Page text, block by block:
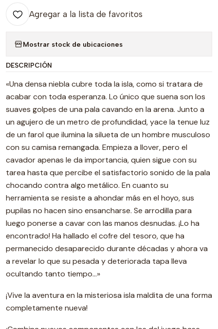
Agregar a la lista de favoritos
Mostrar stock de ubicaciones
DESCRIPCIÓN
«Una densa niebla cubre toda la isla, como si tratara de
acabar con toda esperanza. Lo único que suena son los
suaves golpes de una pala cavando en la arena. Junto a
un agujero de un metro de profundidad, yace la tenue luz
de un farol que ilumina la silueta de un hombre musculoso
con su camisa remangada. Empieza a llover, pero el
cavador apenas le da importancia, quien sigue con su
tarea hasta que percibe el satisfactorio sonido de la pala
chocando contra algo metálico. En cuanto su
herramienta se resiste a ahondar más en el hoyo, sus
pupilas no hacen sino ensancharse. Se arrodilla para
luego ponerse a cavar con las manos desnudas. ¡Lo ha
encontrado! Ha hallado el cofre del tesoro, que ha
permanecido desaparecido durante décadas y ahora va
a revelar lo que su pesada y deteriorada tapa lleva
ocultando tanto tiempo…»
¡Vive la aventura en la misteriosa isla maldita de una forma
completamente nueva!